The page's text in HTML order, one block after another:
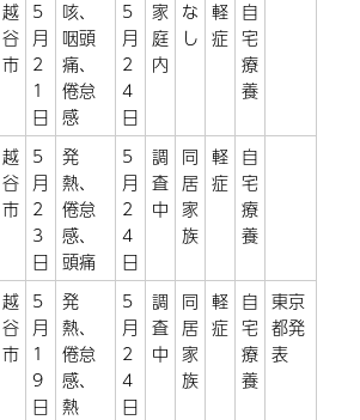
越
谷
市
5
月
2
1
日
咳、
咽頭
痛、
倦怠
感
5
月
2
4
日
家
庭
内
な
し
軽
症
自
宅
療
養
越
谷
市
5
月
2
3
日
発
熱、
倦怠
感、
頭痛
5
月
2
4
日
調
査
中
同
居
家
族
軽
症
自
宅
療
養
越
谷
市
5
月
1
9
日
発
熱、
倦怠
感、
熱
5
月
2
4
日
調
査
中
同
居
家
族
軽
症
自
宅
療
養
東京
都発
表